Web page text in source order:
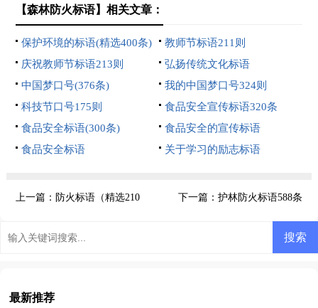
【森林防火标语】相关文章：
保护环境的标语(精选400条)
教师节标语211则
庆祝教师节标语213则
弘扬传统文化标语
中国梦口号(376条)
我的中国梦口号324则
科技节口号175则
食品安全宣传标语320条
食品安全标语(300条)
食品安全的宣传标语
食品安全标语
关于学习的励志标语
上一篇： 防火标语（精选210 下一篇：护林防火标语588条
最新推荐